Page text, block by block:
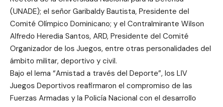
(UNADE); el señor Garibaldy Bautista, Presidente del
Comité Olímpico Dominicano; y el Contralmirante Wilson
Alfredo Heredia Santos, ARD, Presidente del Comité
Organizador de los Juegos, entre otras personalidades del
ámbito militar, deportivo y civil.
Bajo el lema “Amistad a través del Deporte”, los LIV
Juegos Deportivos reafirmaron el compromiso de las
Fuerzas Armadas y la Policía Nacional con el desarrollo